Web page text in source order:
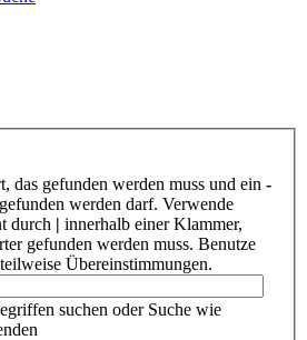
das gefunden werden muss und ein -
werden darf. Verwende
durch | innerhalb einer Klammer,
gefunden werden muss. Benutze
Übereinstimmungen.
suchen oder Suche wie